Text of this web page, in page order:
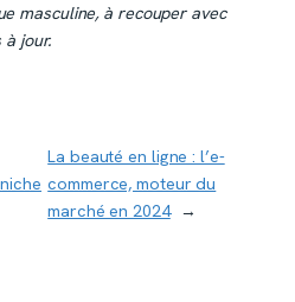
masculine, à recouper avec
jour.
La beauté en ligne : l’e-
commerce, moteur du
marché en 2024 →